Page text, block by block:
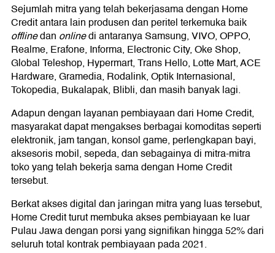
Sejumlah mitra yang telah bekerjasama dengan Home
Credit antara lain produsen dan peritel terkemuka baik
offlinedan onlinedi antaranya Samsung, VIVO, OPPO,
Realme, Erafone, Informa, Electronic City, Oke Shop,
Global Teleshop, Hypermart, Trans Hello, Lotte Mart, ACE
Hardware, Gramedia, Rodalink, Optik Internasional,
Tokopedia, Bukalapak, Blibli, dan masih banyak lagi.
Adapun dengan layanan pembiayaan dari Home Credit,
masyarakat dapat mengakses berbagai komoditas seperti
elektronik, jam tangan, konsol game, perlengkapan bayi,
aksesoris mobil, sepeda, dan sebagainya di mitra-mitra
toko yang telah bekerja sama dengan Home Credit
tersebut.
Berkat akses digital dan jaringan mitra yang luas tersebut,
Home Credit turut membuka akses pembiayaan ke luar
Pulau Jawa dengan porsi yang signifikan hingga 52% dari
seluruh total kontrak pembiayaan pada 2021.